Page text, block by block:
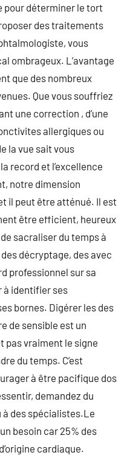
pour déterminer le tort
des traitements
vous
ombrageux. L’avantage
que des nombreux
Que vous souffriez
une correction , d’une
allergiques ou
la vue sait vous
record et l’excellence
notre dimension
il peut être atténué. Il est
être efficient, heureux
sacraliser du temps à
décryptage, des avec
professionnel sur sa
à identifier ses
bornes. Digérer les des
de sensible est un
pas vraiment le signe
du temps. C’est
à être pacifique dos
demandez du
des spécialistes.Le
besoin car 25% des
cardiaque.